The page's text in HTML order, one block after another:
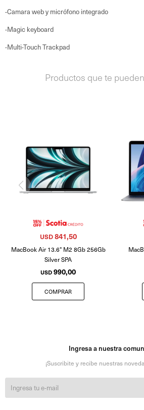
-Camara web y micrófono integrado
-Magic keyboard
-Multi-Touch Trackpad
Productos que te
MacBook Air 13.6" M2 8Gb 256Gb
Silver SPA
USD990,00
USD841,50
Ingresa a nuestra
¡Suscribite y recibe nuestras